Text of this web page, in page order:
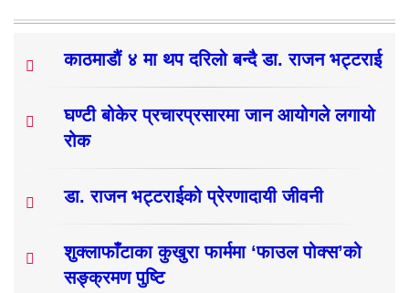
काठमाडौं ४ मा थप दरिलो बन्दै डा. राजन भट्टराई
घण्टी बोकेर प्रचारप्रसारमा जान आयोगले लगायो
रोक
डा. राजन भट्टराईको प्रेरणादायी जीवनी
शुक्लाफाँटाका कुखुरा फार्ममा ‘फाउल पोक्स’को
सङ्क्रमण पुष्टि